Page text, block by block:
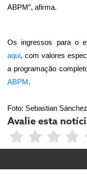
ABPM”, afirma.
Os ingressos para o
aqui, com valores
ABPM .
Foto: Sebastian
Avalie esta